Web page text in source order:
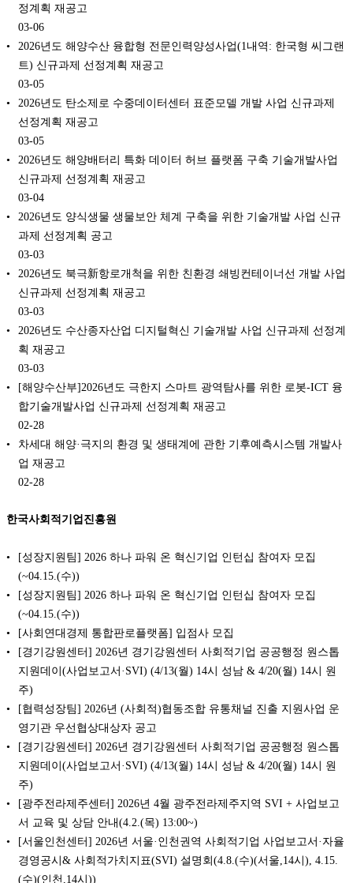
정계획 재공고
03-06
2026년도 해양수산 융합형 전문인력양성사업(1내역: 한국형 씨그랜
트) 신규과제 선정계획 재공고
03-05
2026년도 탄소제로 수중데이터센터 표준모델 개발 사업 신규과제
선정계획 재공고
03-05
2026년도 해양배터리 특화 데이터 허브 플랫폼 구축 기술개발사업
신규과제 선정계획 재공고
03-04
2026년도 양식생물 생물보안 체계 구축을 위한 기술개발 사업 신규
과제 선정계획 공고
03-03
2026년도 북극新항로개척을 위한 친환경 쇄빙컨테이너선 개발 사업
신규과제 선정계획 재공고
03-03
2026년도 수산종자산업 디지털혁신 기술개발 사업 신규과제 선정계
획 재공고
03-03
[해양수산부]2026년도 극한지 스마트 광역탐사를 위한 로봇-ICT 융
합기술개발사업 신규과제 선정계획 재공고
02-28
차세대 해양·극지의 환경 및 생태계에 관한 기후예측시스템 개발사
업 재공고
02-28
한국사회적기업진흥원
[성장지원팀] 2026 하나 파워 온 혁신기업 인턴십 참여자 모집
(~04.15.(수))
[성장지원팀] 2026 하나 파워 온 혁신기업 인턴십 참여자 모집
(~04.15.(수))
[사회연대경제 통합판로플랫폼] 입점사 모집
[경기강원센터] 2026년 경기강원센터 사회적기업 공공행정 원스톱
지원데이(사업보고서·SVI) (4/13(월) 14시 성남 & 4/20(월) 14시 원
주)
[협력성장팀] 2026년 (사회적)협동조합 유통채널 진출 지원사업 운
영기관 우선협상대상자 공고
[경기강원센터] 2026년 경기강원센터 사회적기업 공공행정 원스톱
지원데이(사업보고서·SVI) (4/13(월) 14시 성남 & 4/20(월) 14시 원
주)
[광주전라제주센터] 2026년 4월 광주전라제주지역 SVI + 사업보고
서 교육 및 상담 안내(4.2.(목) 13:00~)
[서울인천센터] 2026년 서울·인천권역 사회적기업 사업보고서·자율
경영공시& 사회적가치지표(SVI) 설명회(4.8.(수)(서울,14시), 4.15.
(수)(인천,14시))